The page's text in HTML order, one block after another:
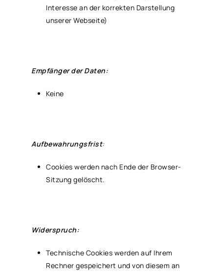
Interesse an der korrekten Darstellung
unserer Webseite)
Empfänger der Daten:
Keine
Aufbewahrungsfrist:
Cookies werden nach Ende der Browser-
Sitzung gelöscht.
Widerspruch:
Technische Cookies werden auf Ihrem
Rechner gespeichert und von diesem an